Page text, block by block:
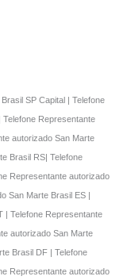
SP Capital | Telefone
Representante
autorizado San Marte
Brasil RS| Telefone
Representante autorizado
San Marte Brasil ES |
| Telefone Representante
autorizado San Marte
Brasil DF | Telefone
Representante autorizado